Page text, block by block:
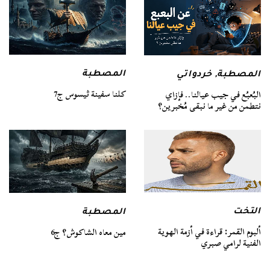
المصطبة,خردواتي
البُعبُع في جيب عيالنا.. فإزاي
نتطمن من غير ما نبقى مُخبرين؟
المصطبة
كلنا سفينة ثيسوس ج7
التخت
ألبوم القمر: قراءة في أزمة الهوية
الفنية لرامي صبري
المصطبة
مين معاه الشاكوش؟ ج6